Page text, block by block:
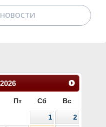
2026
Пт Сб Вс
1
2